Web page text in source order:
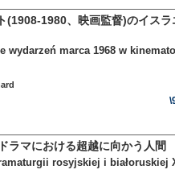
(1908-1980、映画監督)のイス
marca 1968 w
ラマにおける超越に向かう人
rosyjskiej i białoruskiej